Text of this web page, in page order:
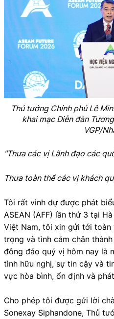
Thủ tướng Chính phủ Lê
khai mạc Diễn đàn
VGP/
"Thưa các vị Lãnh đạo các
Thưa toàn thể các vị khách
Tôi rất vinh dự được phát
ASEAN (AFF) lần thứ 3 tại
Việt Nam, tôi xin gửi tới
trọng và tình cảm chân
đông đảo quý vị hôm nay là
tình hữu nghị, sự tin cậy và
vực hòa bình, ổn định và
Cho phép tôi được gửi lời
Sonexay Siphandone, Thủ